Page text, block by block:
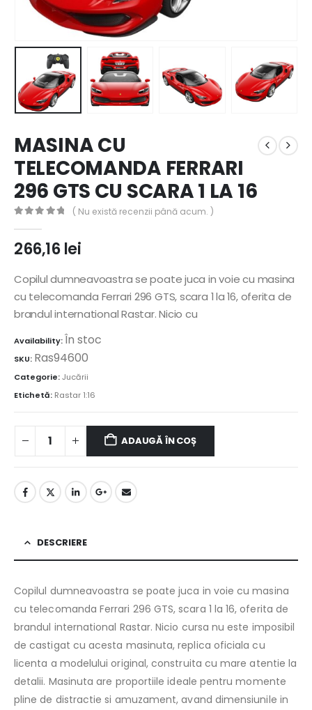
MASINA CU
TELECOMANDA FERRARI
296 GTS CU SCARA 1 LA 16
( Nu există recenzii până acum. )
266,16lei
Copilul dumneavoastra se poate juca in voie cu masina
cu telecomanda Ferrari 296 GTS, scara 1 la 16, oferita de
brandul international Rastar. Nicio cu
Availability:În stoc
SKU: Ras94600
Categorie:Jucării
Etichetă: Rastar 1:16
ADAUGĂ ÎN COȘ
DESCRIERE
Copilul dumneavoastra se poate juca in voie cu masina
cu telecomanda Ferrari 296 GTS, scara 1 la 16, oferita de
brandul international Rastar. Nicio cursa nu este imposibil
de castigat cu acesta masinuta, replica oficiala cu
licenta a modelului original, construita cu mare atentie la
detalii. Masinuta are proportiile ideale pentru momente
pline de distractie si amuzament, avand dimensiunile in